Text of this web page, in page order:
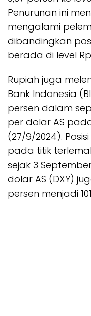
Penurunan ini
mengalami
dibandingkan
berada di level
Rupiah juga
Bank Indonesia
persen dalam
per dolar AS
(27/9/2024).
pada titik
sejak 3
dolar AS (DXY)
persen menjadi